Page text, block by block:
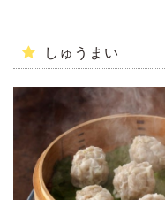
しゅうまい